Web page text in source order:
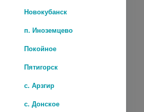
Новокубанск
п. Иноземцево
Покойное
Пятигорск
с. Арзгир
с. Донское